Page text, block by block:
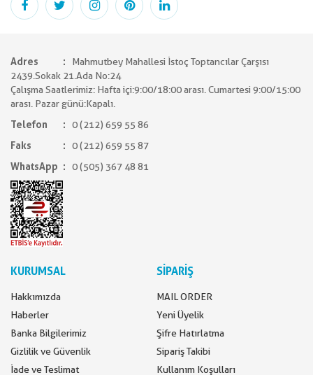
Adres
Mahmutbey Mahallesi İstoç Toptancılar Çarşısı
2439.Sokak 21.Ada No:24
Çalışma Saatlerimiz: Hafta içi:9:00/18:00 arası. Cumartesi 9:00/15:00
arası. Pazar günü:Kapalı.
Telefon
0 (212) 659 55 86
Faks
0 (212) 659 55 87
WhatsApp
0 (505) 367 48 81
KURUMSAL
Hakkımızda
Haberler
Banka Bilgilerimiz
Gizlilik ve Güvenlik
İade ve Teslimat
SİPARİŞ
MAIL ORDER
Yeni Üyelik
Şifre Hatırlatma
Sipariş Takibi
Kullanım Koşulları